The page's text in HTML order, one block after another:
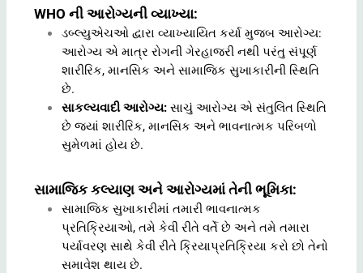
WHO ની આરોગ્યની વ્યાખ્યા:
ડબ્લ્યુએચઓ દ્વારા વ્યાખ્યાયિત કર્યા મુજબ આરોગ્ય:
આરોગ્ય એ માત્ર રોગની ગેરહાજરી નથી પરંતુ સંપૂર્ણ
શારીરિક, માનસિક અને સામાજિક સુખાકારીની સ્થિતિ
છે.
સાકલ્યવાદી આરોગ્ય: સાચું આરોગ્ય એ સંતુલિત સ્થિતિ
છે જ્યાં શારીરિક, માનસિક અને ભાવનાત્મક પરિબળો
સુમેળમાં હોય છે.
સામાજિક કલ્યાણ અને આરોગ્યમાં તેની ભૂમિકા:
સામાજિક સુખાકારીમાં તમારી ભાવનાત્મક
પ્રતિક્રિયાઓ, તમે કેવી રીતે વર્તે છે અને તમે તમારા
પર્યાવરણ સાથે કેવી રીતે ક્રિયાપ્રતિક્રિયા કરો છો તેનો
સમાવેશ થાય છે.